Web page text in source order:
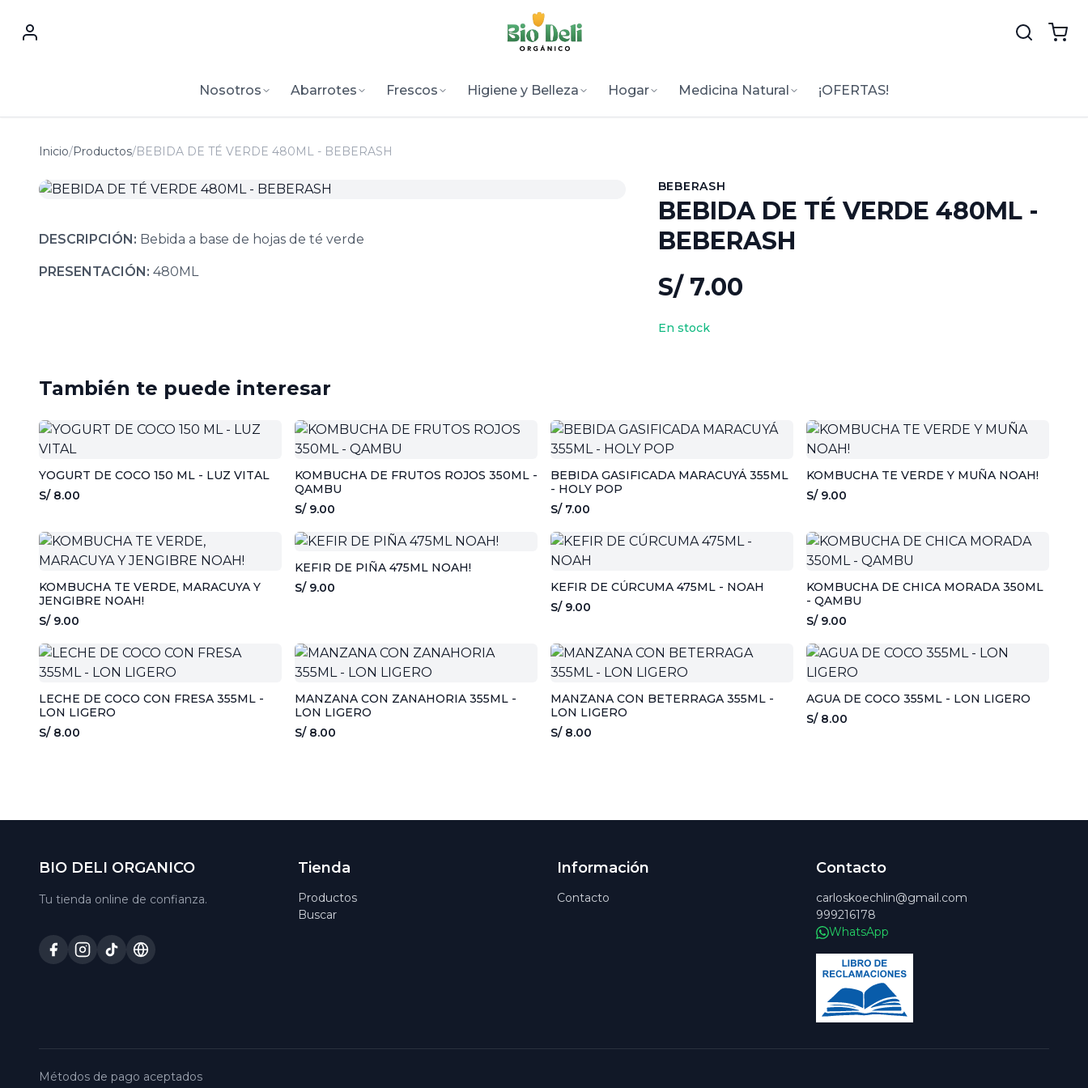
Nosotros Abarrotes Frescos Higiene y Belleza Hogar Medicina Natural ¡OFERTAS!
Inicio/Productos/BEBIDA DE TÉ VERDE 480ML - BEBERASH
BEBERASH
BEBIDA DE TÉ VERDE 480ML -
BEBERASH
S/ 7.00
En stock
DESCRIPCIÓN: Bebida a base de hojas de té verde
PRESENTACIÓN: 480ML
También te puede interesar
YOGURT DE COCO 150 ML - LUZ VITAL
S/ 8.00
KOMBUCHA DE FRUTOS ROJOS 350ML -
QAMBU
S/ 9.00
BEBIDA GASIFICADA MARACUYÁ 355ML
- HOLY POP
S/ 7.00
KOMBUCHA TE VERDE Y MUÑA NOAH!
S/ 9.00
KOMBUCHA TE VERDE, MARACUYA Y
JENGIBRE NOAH!
S/ 9.00
KEFIR DE PIÑA 475ML NOAH!
S/ 9.00
KEFIR DE CÚRCUMA 475ML - NOAH
S/ 9.00
KOMBUCHA DE CHICA MORADA 350ML
- QAMBU
S/ 9.00
LECHE DE COCO CON FRESA 355ML -
LON LIGERO
S/ 8.00
MANZANA CON ZANAHORIA 355ML -
LON LIGERO
S/ 8.00
MANZANA CON BETERRAGA 355ML -
LON LIGERO
S/ 8.00
AGUA DE COCO 355ML - LON LIGERO
S/ 8.00
BIO DELI ORGANICO
Tu tienda online de confianza.
Tienda
Productos
Buscar
Información
Contacto
Contacto
carloskoechlin@gmail.com
999216178
WhatsApp
Métodos de pago aceptados